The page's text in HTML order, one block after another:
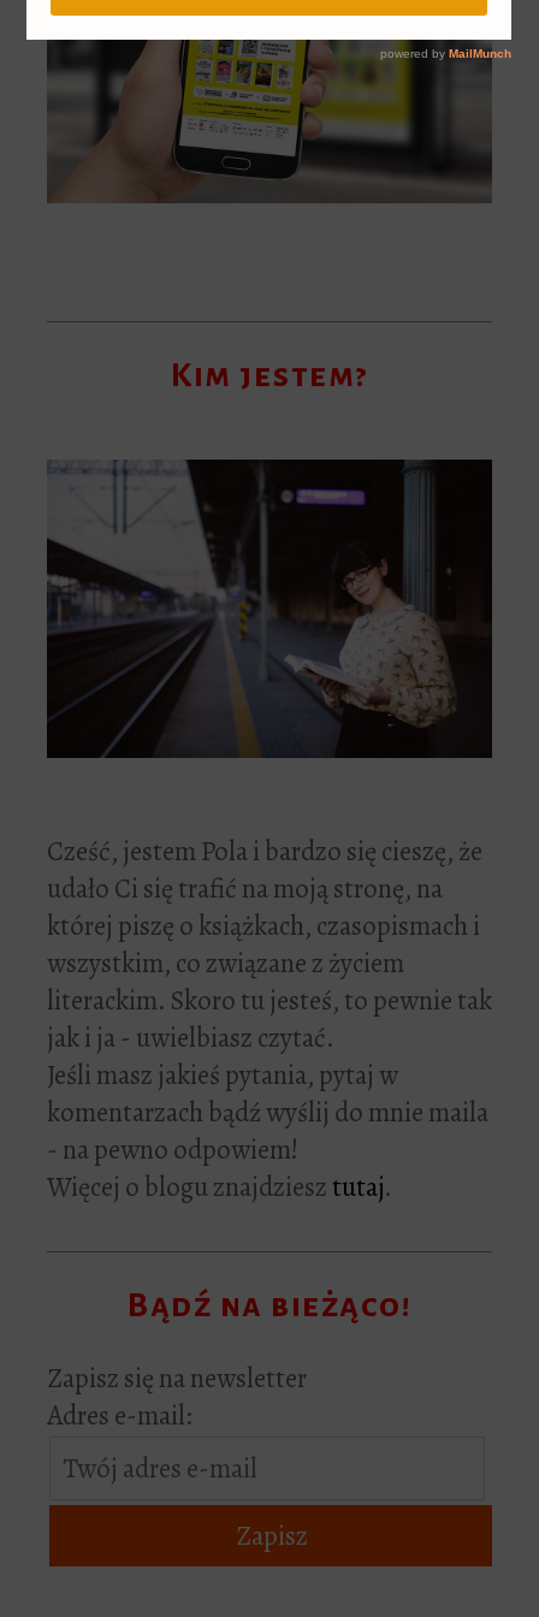
Kim jestem?
Cześć, jestem Pola i bardzo się cieszę, że
udało Ci się trafić na moją stronę, na
której piszę o książkach, czasopismach i
wszystkim, co związane z życiem
literackim. Skoro tu jesteś, to pewnie tak
jak i ja - uwielbiasz czytać.
Jeśli masz jakieś pytania, pytaj w
komentarzach bądź wyślij do mnie maila
- na pewno odpowiem!
Więcej o blogu znajdziesztutaj.
Bądź na bieżąco!
Zapisz się na newsletter
Adres e-mail: